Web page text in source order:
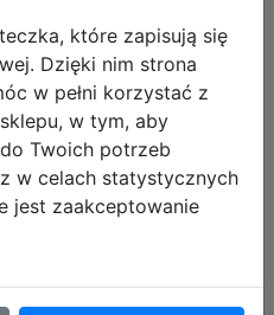
zł
które zapisują się
Dzięki nim strona
w pełni korzystać z
w tym, aby
Twoich potrzeb
w celach statystycznych
jest zaakceptowanie